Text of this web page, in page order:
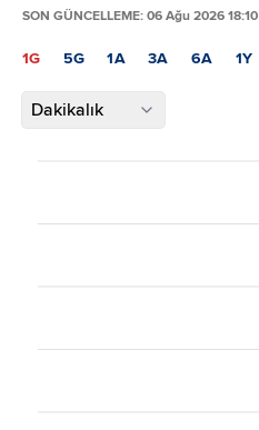
SON GÜNCELLEME: 06 Ağu 2026 18:10
1G 5G 1A 3A 6A 1Y
Dakikalık